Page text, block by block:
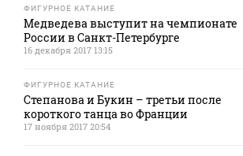
ФИГУРНОЕ КАТАНИЕ
Медведева выступит на чемпионате
России в Санкт-Петербурге
16 декабря 2017 13:15
ФИГУРНОЕ КАТАНИЕ
Степанова и Букин – третьи после
короткого танца во Франции
17 ноября 2017 20:54